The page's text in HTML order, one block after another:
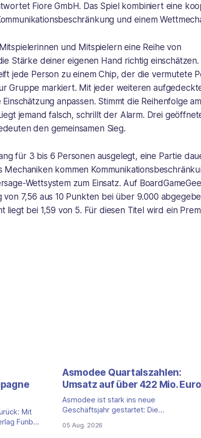
Fiore GmbH. Das Spiel kombiniert eine
und einem
und Mitspielern eine Reihe von
Stärke deiner eigenen Hand richtig einschätzen.
jede Person zu einem Chip, der die vermutete
Gruppe markiert. Mit jeder weiteren
anpassen. Stimmt die Reihenfolge
jemand falsch, schrillt der Alarm. Drei
den gemeinsamen Sieg.
für 3 bis 6 Personen ausgelegt, eine Partie
kommen
Wettsystem zum Einsatz. Auf
7,56 aus 10 Punkten bei über 9.000
liegt bei 1,59 von 5. Für diesen Titel wird ein
Mit
Funbot
Asmodee Quartalszahlen:
Umsatz auf über 422 Mio. Euro
Asmodee ist stark ins neue
Geschäftsjahr gestartet: Die
(April bis Juni 2026) fallen deutlich aus —
05 Aug. 2026